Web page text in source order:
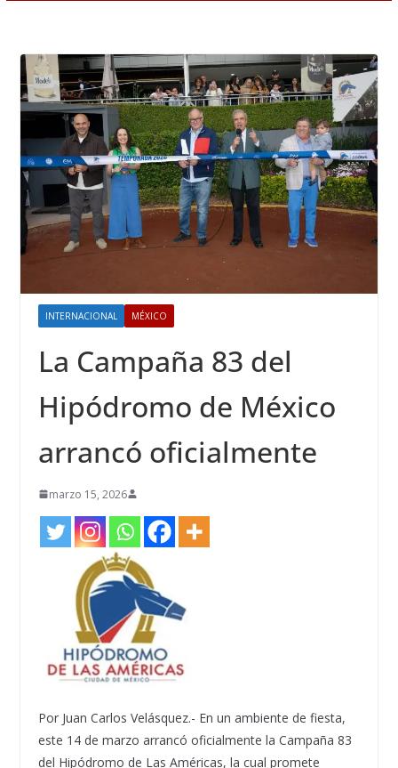
INTERNACIONAL MÉXICO
La Campaña 83 del
Hipódromo de México
arrancó oficialmente
marzo 15, 2026
Por Juan Carlos Velásquez.- En un ambiente de fiesta,
este 14 de marzo arrancó oficialmente la Campaña 83
del Hipódromo de Las Américas, la cual promete